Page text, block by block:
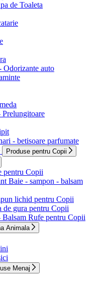
de Toaleta
Odorizante auto
- betisoare parfumate
Produse pentru Copii
pentru Copii
Baie - sampon - balsam
lichid pentru Copii
de gura pentru Copii
Balsam Rufe pentru Copii
Animala
Menaj